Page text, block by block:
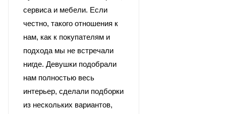
сервиса и мебели. Если
честно, такого отношения к
нам, как к покупателям и
подхода мы не встречали
нигде. Девушки подобрали
нам полностью весь
интерьер, сделали подборки
из нескольких вариантов,